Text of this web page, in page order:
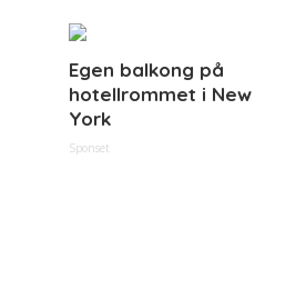
Egen balkong på
hotellrommet i New
York
Sponset